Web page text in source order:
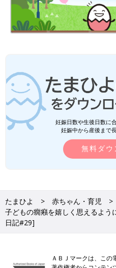
妊娠日数や生後日数に
妊娠中から産後まで
無料ダウ
たまひよ 赤ちゃん・育児
子どもの癇癪を嬉しく思えるよう
日記#29]
ＡＢＪマークは、この